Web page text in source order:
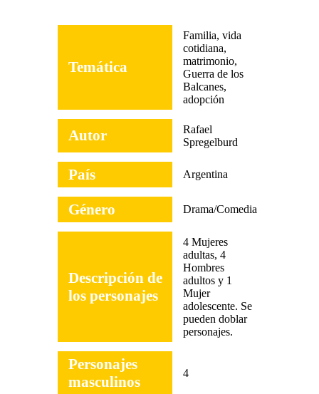
Temática
Familia, vida
cotidiana,
matrimonio,
Guerra de los
Balcanes,
adopción
Autor
Rafael
Spregelburd
País Argentina
Género Drama/Comedia
Descripción de
los personajes
4 Mujeres
adultas, 4
Hombres
adultos y 1
Mujer
adolescente. Se
pueden doblar
personajes.
Personajes
masculinos
4